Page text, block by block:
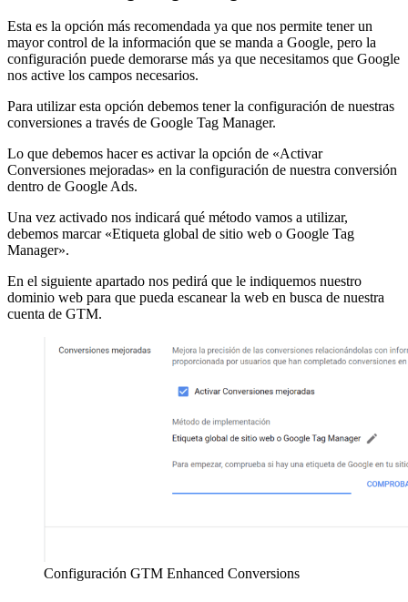
Esta es la opción más recomendada ya que nos permite tener un
mayor control de la información que se manda a Google, pero la
configuración puede demorarse más ya que necesitamos que Google
nos active los campos necesarios.
Para utilizar esta opción debemos tener la configuración de nuestras
conversiones a través de Google Tag Manager.
Lo que debemos hacer es activar la opción de «Activar
Conversiones mejoradas» en la configuración de nuestra conversión
dentro de Google Ads.
Una vez activado nos indicará qué método vamos a utilizar,
debemos marcar «Etiqueta global de sitio web o Google Tag
Manager».
En el siguiente apartado nos pedirá que le indiquemos nuestro
dominio web para que pueda escanear la web en busca de nuestra
cuenta de GTM.
Configuración GTM Enhanced Conversions